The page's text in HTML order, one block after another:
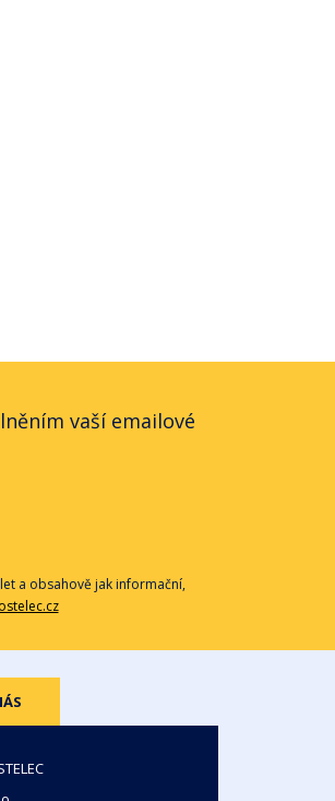
vaší emailové
a obsahově jak informační,